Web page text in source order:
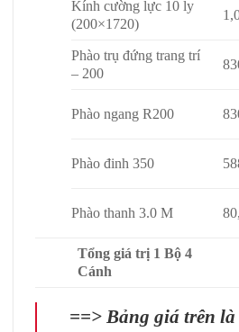
Kính cường lực 10 ly
(200×1720)
Phào trụ đứng trang trí
– 200
Phào ngang R200
Phào đinh 350
Phào thanh 3.0 M
Tổng giá trị 1 Bộ 4
Cánh
==> Bảng giá trên